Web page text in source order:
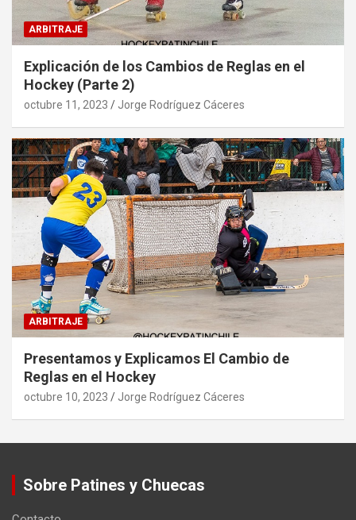
ARBITRAJE
Explicación de los Cambios de Reglas en el
Hockey (Parte 2)
octubre 11, 2023 Jorge Rodríguez Cáceres
ARBITRAJE
Presentamos y Explicamos El Cambio de
Reglas en el Hockey
octubre 10, 2023 Jorge Rodríguez Cáceres
Sobre Patines y Chuecas